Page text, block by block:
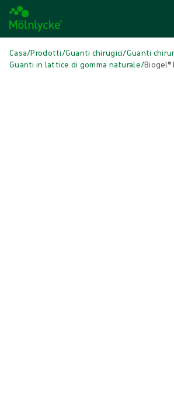
Casa/Prodotti/Guanti chirugici/Guanti
Guanti in lattice di gomma naturale/Biogel®